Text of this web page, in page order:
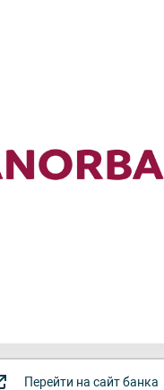
Перейти на сайт банка